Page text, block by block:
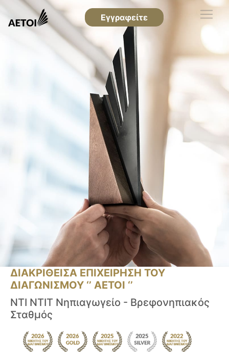
Εγγραφείτε
ΔΙΑΚΡΙΘΕΙΣΑ ΕΠΙΧΕΙΡΗΣΗ ΤΟΥ
ΔΙΑΓΩΝΙΣΜΟΥ ‘’ ΑΕΤΟΙ ‘’
ΝΤΙ ΝΤΙΤ Νηπιαγωγείο - Βρεφονηπιακός
Σταθμός